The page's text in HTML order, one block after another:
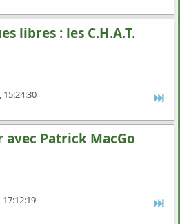
libres : les C.H.A.T.
Patrick MacGo